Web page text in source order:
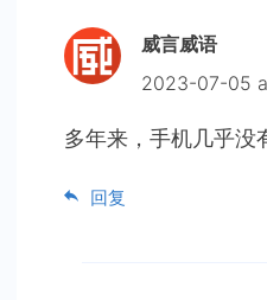
威言威语
2023-07-05
多年来，手机几乎没
回复